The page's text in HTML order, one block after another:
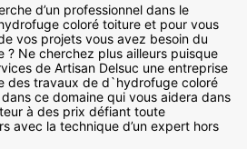
d’un professionnel dans le
coloré toiture et pour vous
vos projets vous avez besoin du
? Ne cherchez plus ailleurs puisque
de Artisan Delsuc une entreprise
des travaux de d`hydrofuge coloré
ce domaine qui vous aidera dans
à des prix défiant toute
avec la technique d’un expert hors